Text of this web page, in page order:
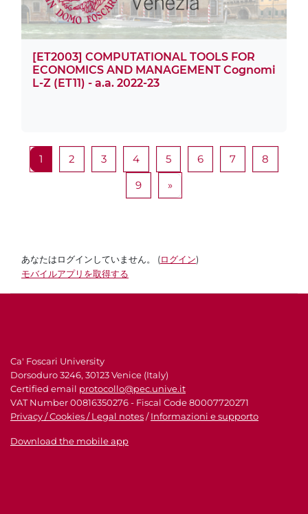
[ET2003] COMPUTATIONAL TOOLS FOR
ECONOMICS AND MANAGEMENT Cognomi
L-Z (ET11) - a.a. 2022-23
1 ページ 1
2 ページ 2
3ページ 3
4ページ 4
5ページ 5
6ページ 6
7ページ 7
8
9ページ 9
»次のページ
あなたはログインしていません。 (ログイン)
モバイルアプリを取得する
Ca' Foscari University
Dorsoduro 3246, 30123 Venice (Italy)
Certified email protocollo@pec.unive.it
VAT Number 00816350276 - Fiscal Code 80007720271
Privacy / Cookies / Legal notes/Informazioni e supporto
Download the mobile app